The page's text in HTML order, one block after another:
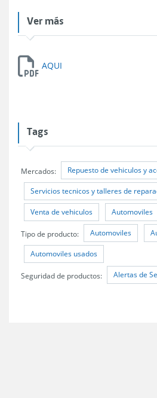
Ver más
AQUI
Tags
Mercados: Repuesto de vehiculos y
Servicios tecnicos y talleres de
Venta de vehiculos Automoviles
Tipo de producto: Automoviles
Automoviles usados
Seguridad de productos: Alertas de